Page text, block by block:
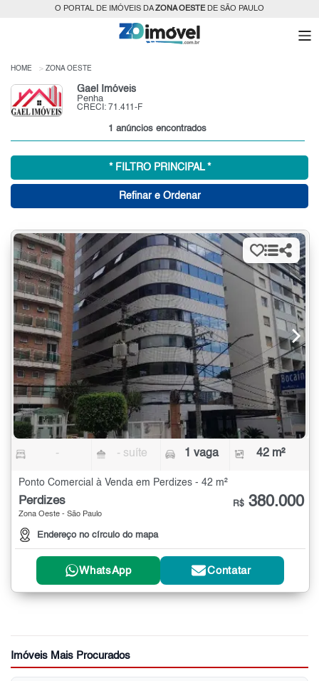
O PORTAL DE IMÓVEIS DAZONA OESTEDE SÃO PAULO
HOME ZONA OESTE
Gael Imóveis
Penha
CRECI: 71.411-F
1 anúncios encontrados
* FILTRO PRINCIPAL *
Refinar e Ordenar
- - suíte 1 vaga 42 m²
Ponto Comercial à Venda em Perdizes - 42 m²
Perdizes
Zona Oeste - São Paulo
Endereço no círculo do mapa
R$ 380.000
WhatsApp Contatar
Imóveis Mais Procurados